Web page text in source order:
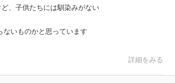
、子供たちには馴染みがない
いものかと思っています
詳細をみる